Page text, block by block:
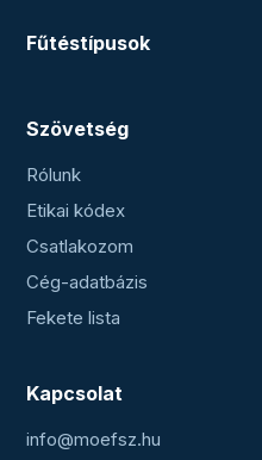
Fűtéstípusok
Szövetség
Rólunk
Etikai kódex
Csatlakozom
Cég-adatbázis
Fekete lista
Kapcsolat
info@moefsz.hu